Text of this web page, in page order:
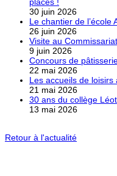
30 juin 2026
Le chantier de l’école
26 juin 2026
Visite au
9 juin 2026
Concours de
22 mai 2026
Les accueils de loisirs
21 mai 2026
30 ans du collège
13 mai 2026
Retour à l'actualité